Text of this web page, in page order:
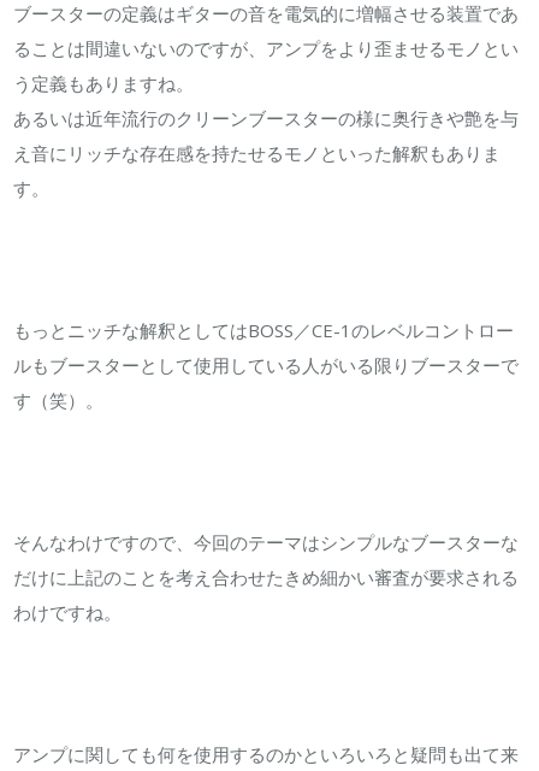
い
て
ブースターの定義はギターの音を電気的に増幅させる装置であ
ることは間違いないのですが、アンプをより歪ませるモノとい
う定義もありますね。
あるいは近年流行のクリーンブースターの様に奥行きや艶を与
え音にリッチな存在感を持たせるモノといった解釈もありま
す。
もっとニッチな解釈としてはBOSS／CE-1のレベルコントロー
ルもブースターとして使用している人がいる限りブースターで
す（笑）。
そんなわけですので、今回のテーマはシンプルなブースターな
だけに上記のことを考え合わせたきめ細かい審査が要求される
わけですね。
アンプに関しても何を使用するのかといろいろと疑問も出て来